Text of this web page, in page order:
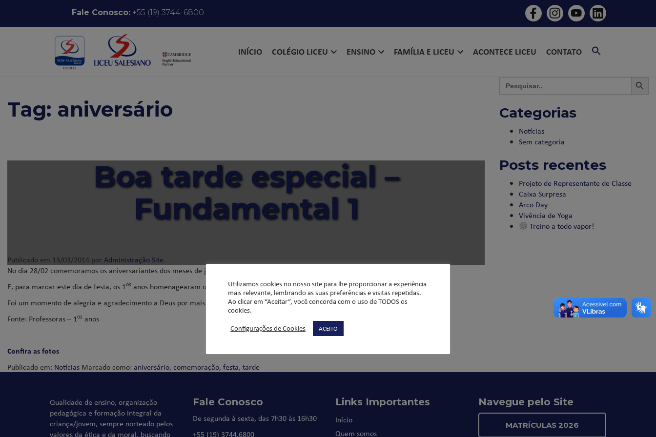
Pular para o conteúdoFale Conosco:+55 (19) 3744-6800
INÍCIO COLÉGIO LICEU ENSINO FAMÍLIA E LICEU ACONTECE LICEU CONTATO
Tag: aniversário
Boa tarde especial –
Fundamental 1
Publicado em 13/03/2014 por Administração Site.
No dia 28/02 comemoramos os aniversariantes dos meses de janeiro e fevereiro.
E, para marcar este dia de festa, os 1os anos homenagearam os aniversariantes, cantando um parabéns diferente.
Foi um momento de alegria e agradecimento a Deus por mais um ano de vida!
Fonte: Professoras – 1os anos
Confira as fotos
Publicado em: Notícias Marcado como: aniversário, comemoração, festa, tarde
Search
for:
Categorias
Notícias
Sem categoria
Posts recentes
Projeto de Representante de Classe
Caixa Surpresa
Arco Day
Vivência de Yoga
Treino a todo vapor!
Qualidade de ensino, organização
pedagógica e formação integral da
criança/jovem, sempre norteado pelos
valores da ética e da moral, buscando
Fale Conosco
De segunda à sexta, das 7h30 às 16h30
+55 (19) 3744.6800
Links Importantes
Início
Quem somos
Navegue pelo Site
MATRÍCULAS 2026
Utilizamos cookies no nosso site para lhe proporcionar a experiência
mais relevante, lembrando as suas preferências e visitas repetidas.
Ao clicar em “Aceitar”, você concorda com o uso de TODOS os
cookies.
Configurações de Cookies
ACEITO